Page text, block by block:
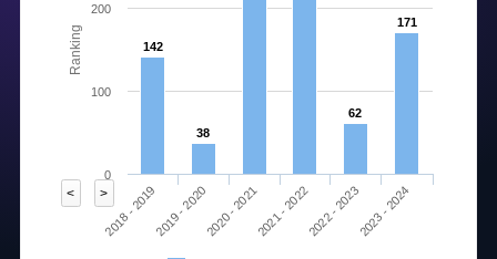
< >
Ranking 142
38
62
171
2018 - 2019 2020 - 2021 2022 - 2023
2019 - 2020 2021 - 2022 2023 - 2024
0
100
200